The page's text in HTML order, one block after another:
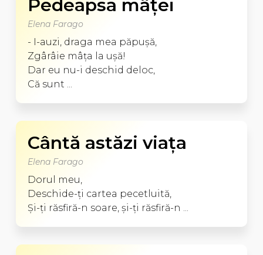
Pedeapsa mâţei
Elena Farago
- I-auzi, draga mea păpuşă,
Zgârâie mâţa la uşă!
Dar eu nu-i deschid deloc,
Că sunt ...
Cântă astăzi viaţa
Elena Farago
Dorul meu,
Deschide-ţi cartea pecetluită,
Şi-ţi răsfiră-n soare, şi-ţi răsfiră-n ...